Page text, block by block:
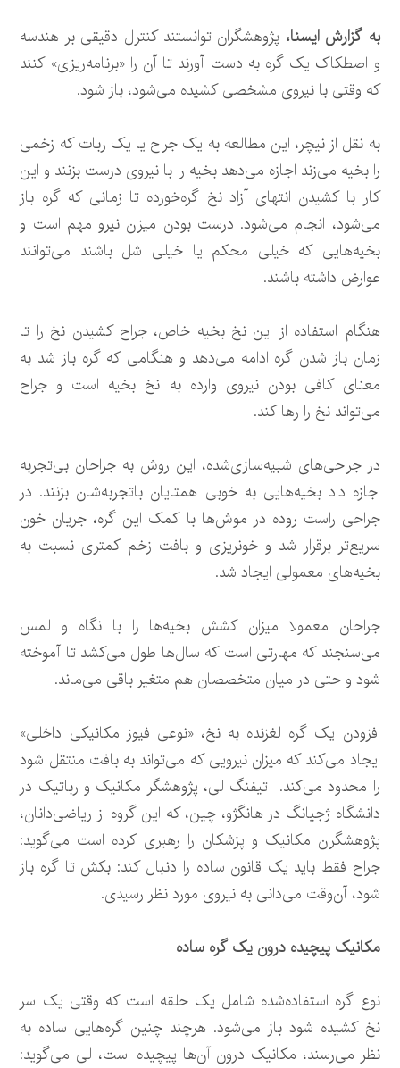
به گزارش ایسنا، پژوهشگران توانستند کنترل دقیقی بر هندسه
و اصطکاک یک گره به دست آورند تا آن را «برنامه‌ریزی» کنند
که وقتی با نیروی مشخصی کشیده می‌شود، باز شود.
به نقل از نیچر، این مطالعه به یک جراح یا یک ربات که زخمی
را بخیه می‌زند اجازه می‌دهد بخیه را با نیروی درست بزنند و این
کار با کشیدن انتهای آزاد نخ گره‌خورده تا زمانی که گره باز
می‌شود، انجام می‌شود. درست بودن میزان نیرو مهم است و
بخیه‌هایی که خیلی محکم یا خیلی شل باشند می‌توانند
عوارض داشته باشند.
هنگام استفاده از این نخ بخیه خاص، جراح کشیدن نخ را تا
زمان باز شدن گره ادامه می‌دهد و هنگامی که گره باز شد به
معنای کافی بودن نیروی وارده به نخ بخیه است و جراح
می‌تواند نخ را رها کند.
در جراحی‌های شبیه‌سازی‌شده، این روش به جراحان بی‌تجربه
اجازه داد بخیه‌هایی به خوبی همتایان باتجربه‌شان بزنند. در
جراحی راست روده در موش‌ها با کمک این گره، جریان خون
سریع‌تر برقرار شد و خونریزی و بافت زخم کمتری نسبت به
بخیه‌های معمولی ایجاد شد.
جراحان معمولا میزان کشش بخیه‌ها را با نگاه و لمس
می‌سنجند که مهارتی است که سال‌ها طول می‌کشد تا آموخته
شود و حتی در میان متخصصان هم متغیر باقی می‌ماند.
افزودن یک گره لغزنده به نخ، «نوعی فیوز مکانیکی داخلی»
ایجاد می‌کند که میزان نیرویی که می‌تواند به بافت منتقل شود
را محدود می‌کند. تیفنگ لی، پژوهشگر مکانیک و رباتیک در
دانشگاه ژجیانگ در هانگژو، چین، که این گروه از ریاضی‌دانان،
پژوهشگران مکانیک و پزشکان را رهبری کرده است می‌گوید:
جراح فقط باید یک قانون ساده را دنبال کند: بکش تا گره باز
شود، آن‌وقت می‌دانی به نیروی مورد نظر رسیدی.
مکانیک پیچیده درون یک گره ساده
نوع گره استفاده‌شده شامل یک حلقه است که وقتی یک سر
نخ کشیده شود باز می‌شود. هرچند چنین گره‌هایی ساده به
نظر می‌رسند، مکانیک درون آن‌ها پیچیده است، لی می‌گوید: